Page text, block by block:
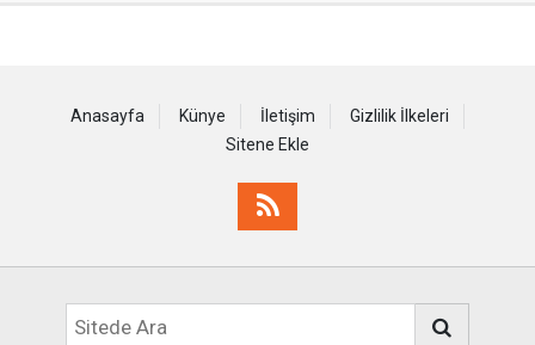
Anasayfa Künye İletişim
Gizlilik İlkeleri
Sitene Ekle